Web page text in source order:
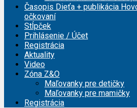
Časopis Dieťa + publikácia
očkovaní
Stĺpček
Prihlásenie / Účet
Registrácia
Aktuality
Video
Zóna Z&O
Maľovanky pre detičky
Maľovanky pre mamičky
Registrácia